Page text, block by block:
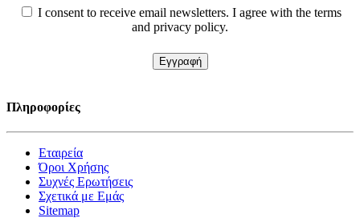
I consent to receive email newsletters. I agree with the terms
and privacy policy.
Πληροφορίες
Εταιρεία
Όροι Χρήσης
Συχνές Ερωτήσεις
Σχετικά με Εμάς
Sitemap